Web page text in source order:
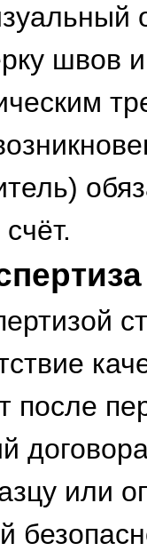
швов
после
или